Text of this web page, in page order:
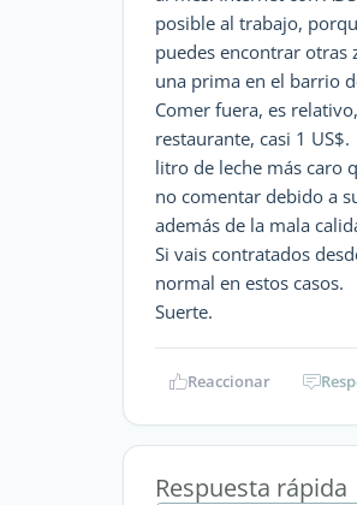
posible al trabajo,
puedes encontrar otras
una prima en el barrio
Comer fuera, es
restaurante, casi 1
litro de leche más caro
no comentar debido a
además de la mala
Si vais contratados
normal en estos casos.
Suerte.
Reaccionar
Respuesta rápida